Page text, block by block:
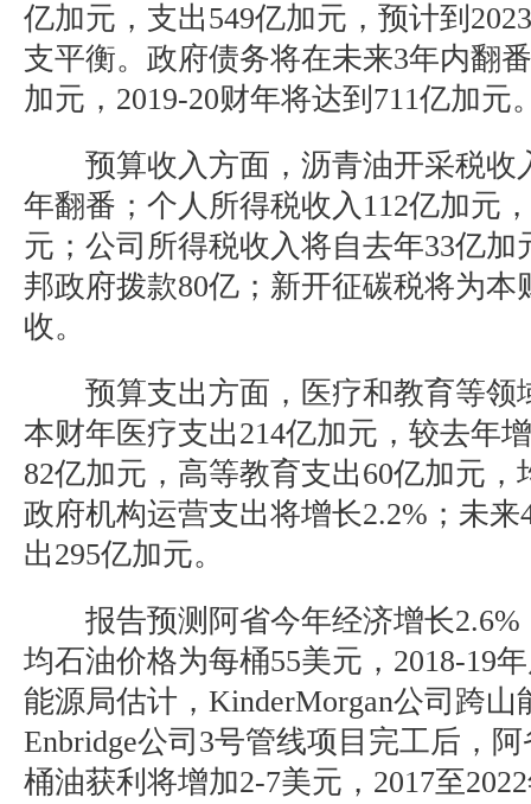
亿加元，支出549亿加元，预计到
支平衡。政府债务将在未来3年内翻
加元，2019-20财年将达到711亿加元
预算收入方面，沥青油开采税收
年翻番；个人所得税收入112亿加元
元；公司所得税收入将自去年33亿加
邦政府拨款80亿；新开征碳税将为本
收。
预算支出方面，医疗和教育等领
本财年医疗支出214亿加元，较去年
82亿加元，高等教育支出60亿加元，
政府机构运营支出将增长2.2%；未
出295亿加元。
报告预测阿省今年经济增长2.6%
均石油价格为每桶55美元，2018-19
能源局估计，KinderMorgan公司跨
Enbridge公司3号管线项目完工后，
桶油获利将增加2-7美元，2017至